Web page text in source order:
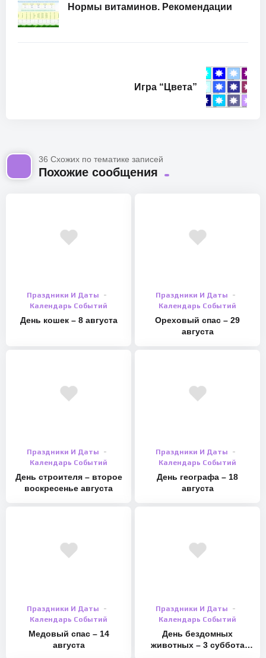
Нормы витаминов. Рекомендации
Игра “Цвета”
36 Схожих по тематике записей
Похожие сообщения
Праздники И Даты
Календарь Событий
День кошек – 8 августа
Праздники И Даты
Календарь Событий
Ореховый спас – 29
августа
Праздники И Даты
Календарь Событий
День строителя – второе
воскресенье августа
Праздники И Даты
Календарь Событий
День географа – 18
августа
Праздники И Даты
Календарь Событий
Медовый спас – 14
августа
Праздники И Даты
Календарь Событий
День бездомных
животных – 3 суббота